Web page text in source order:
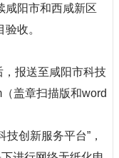
咸阳市和西咸新区
收。
报送至咸阳市科技
盖章扫描版和word
创新服务平台”，